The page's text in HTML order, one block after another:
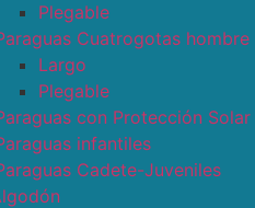
Plegable
Cuatrogotas hombre
Largo
Plegable
con Protección Solar
infantiles
Cadete-Juveniles